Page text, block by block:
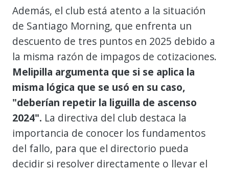
Además, el club está atento a la situación
de Santiago Morning, que enfrenta un
descuento de tres puntos en 2025 debido a
la misma razón de impagos de cotizaciones.
Melipilla argumenta que si se aplica la
misma lógica que se usó en su caso,
"deberían repetir la liguilla de ascenso
2024". La directiva del club destaca la
importancia de conocer los fundamentos
del fallo, para que el directorio pueda
decidir si resolver directamente o llevar el